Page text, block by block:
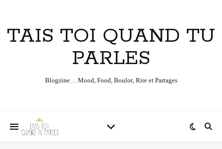
TAIS TOI QUAND TU
PARLES
Blogzine… Mood, Food, Boulot, Rire et Partages